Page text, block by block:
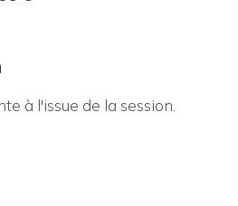
à l'issue de la session.